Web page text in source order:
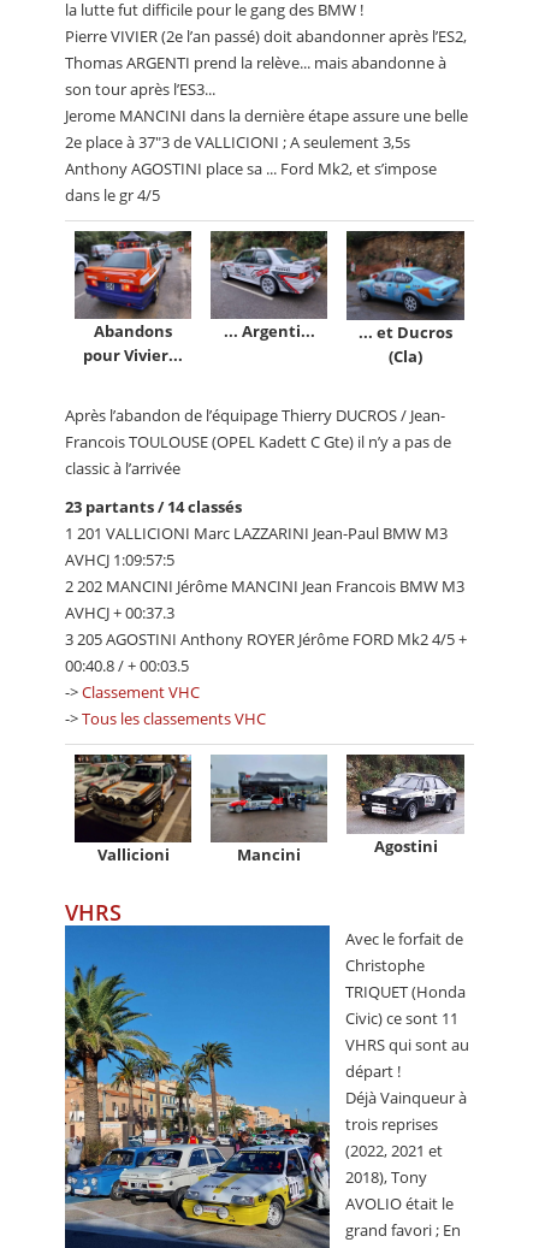
la lutte fut difficile pour le gang des BMW !
Pierre VIVIER (2e l’an passé) doit abandonner après l’ES2,
Thomas ARGENTI prend la relève... mais abandonne à
son tour après l’ES3...
Jerome MANCINI dans la dernière étape assure une belle
2e place à 37"3 de VALLICIONI ; A seulement 3,5s
Anthony AGOSTINI place sa ... Ford Mk2, et s’impose
dans le gr 4/5
Abandons
pour Vivier...
... Argenti...
... et Ducros
(Cla)
Après l’abandon de l’équipage Thierry DUCROS / Jean-
Francois TOULOUSE (OPEL Kadett C Gte) il n’y a pas de
classic à l’arrivée
23 partants / 14 classés
1 201 VALLICIONI Marc LAZZARINI Jean-Paul BMW M3
AVHCJ 1:09:57:5
2 202 MANCINI Jérôme MANCINI Jean Francois BMW M3
AVHCJ + 00:37.3
3 205 AGOSTINI Anthony ROYER Jérôme FORD Mk2 4/5 +
00:40.8 / + 00:03.5
->Classement VHC
->Tous les classements VHC
Vallicioni Mancini Agostini
VHRS
Avec le forfait de
Christophe
TRIQUET (Honda
Civic) ce sont 11
VHRS qui sont au
départ !
Déjà Vainqueur à
trois reprises
(2022, 2021 et
2018), Tony
AVOLIO était le
grand favori ; En